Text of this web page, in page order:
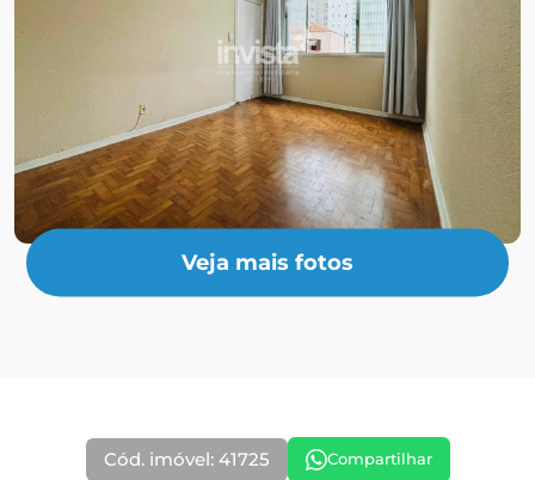
Veja mais fotos
Cód. imóvel: 41725 Compartilhar